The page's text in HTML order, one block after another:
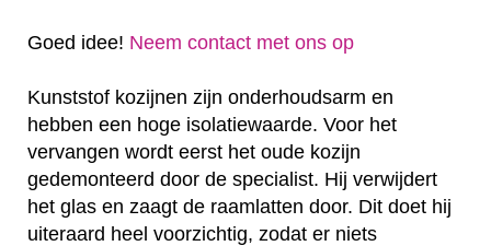
Goed idee! Neem contact met ons op
Kunststof kozijnen zijn onderhoudsarm en
hebben een hoge isolatiewaarde. Voor het
vervangen wordt eerst het oude kozijn
gedemonteerd door de specialist. Hij verwijdert
het glas en zaagt de raamlatten door. Dit doet hij
uiteraard heel voorzichtig, zodat er niets